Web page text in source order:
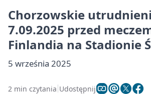
Chorzowskie
7.09.2025 przed
Finlandia na Stadionie
5 września 2025
2 min czytania Udostępnij